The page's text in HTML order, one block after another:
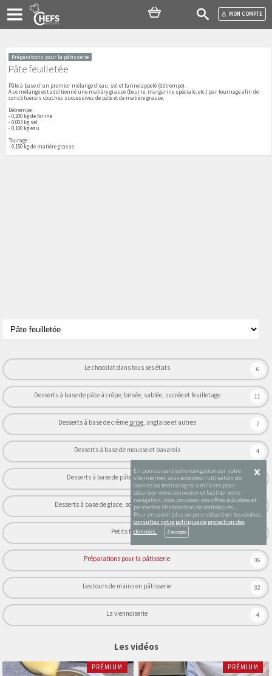
En poursuivant votre navigation sur notre
site internet, vous acceptez l’utilisation de
cookies ou technologies similaires pour
sécuriser votre connexion et faciliter votre
navigation, vous proposer des offres adaptées et
permettre l’élaboration de statistiques...
Pour en savoir plus ou pour désactiver les cookies,
consultez notre politique de protection des
données.
MON COMPTE
Préparations pour la pâtisserie
Pâte feuilletée
Pâte à base d'un premier mélange d'eau, sel et farine appelé (détrempe).
A ce mélange est additionné une matière grasse (beurre, margarine spéciale, etc.) par tournage afin de
constituerais couches successives de pâte et de matière grasse.
Détrempe :
- 0,200 kg de farine
- 0,003 kg sel
- 0,100 kg eau
Tourage :
- 0,150 kg de matière grasse
Le chocolat dans tous ses états 6
Desserts à base de pâte à crêpe, brisée, sablée, sucrée et feuilletage 11
Desserts à base de crème prise, anglaise et autres 7
Desserts à base de mousse et bavarois 4
Desserts à base de pâtes poussées et levées
Desserts à base de glace, sorbet etappareilà bombe
Petits fours
Préparations pour la pâtisserie 36
Les tours de mains en pâtisserie 32
La viennoiserie 4
Les vidéos
PRÉMIUM PRÉMIUM